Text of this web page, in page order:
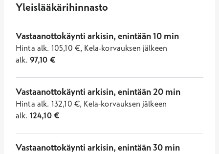
Yleislääkärihinnasto
Vastaanottokäynti arkisin, enintään 10 min
Hinta alk. 105,10 €, Kela-korvauksen jälkeen
alk. 97,10 €
Vastaanottokäynti arkisin, enintään 20 min
Hinta alk. 132,10 €, Kela-korvauksen jälkeen
alk. 124,10€
Vastaanottokäynti arkisin, enintään 30 min